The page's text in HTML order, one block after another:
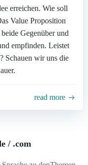
erreichen. Wie soll
Value Proposition
Gegenüber und
empfinden. Leistet
Schauen wir uns die
read more
/ .com